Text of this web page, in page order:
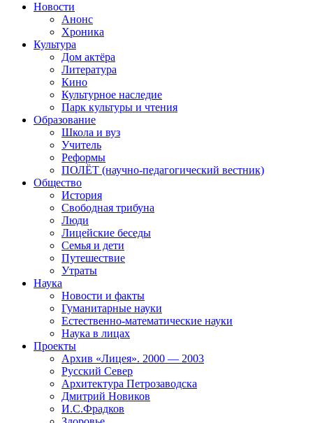
Новости
Анонс
Хроника
Культура
Дом актёра
Литература
Кино
Культурное наследие
Парк культуры и чтения
Образование
Школа и вуз
Учитель
Реформы
ПОЛЁТ (научно-педагогический вестник)
Общество
История
Свободная трибуна
Люди
Лицейские беседы
Семья и дети
Путешествие
Утраты
Наука
Новости и факты
Гуманитарные науки
Естественно-математические науки
Наука в лицах
Проекты
Архив «Лицея». 2000 — 2003
Русский Север
Архитектура Петрозаводска
Дмитрий Новиков
И.С.Фрадков